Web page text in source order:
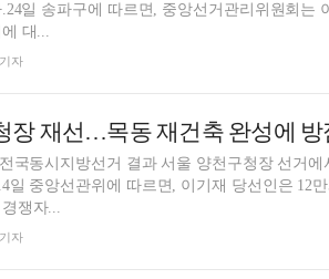
일 송파구에 따르면, 중앙선거관리위원회는
대...
자
국동시지방선거 결과 서울 양천구청장 선거
일 중앙선관위에 따르면, 이기재 당선인은 12만
쟁자...
자